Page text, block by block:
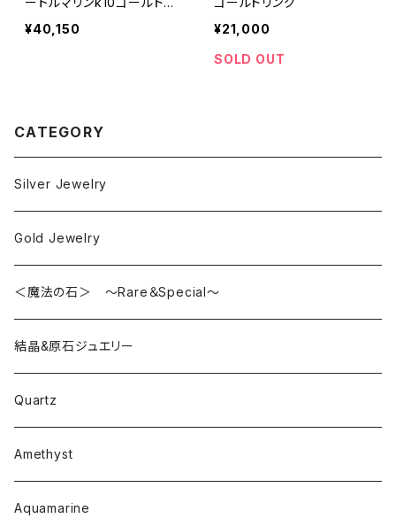
ng
¥40,150
¥21,000
SOLD OUT
CATEGORY
Silver Jewelry
Gold Jewelry
＜魔法の石＞ ～Rare＆Special～
結晶&原石ジュエリー
Quartz
Amethyst
Aquamarine